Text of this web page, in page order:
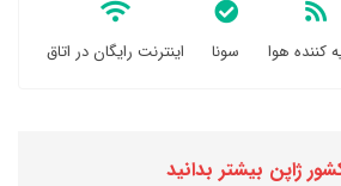
کننده هوا سونا اینترنت رایگان در اتاق
ژاپن بیشتر بدانید